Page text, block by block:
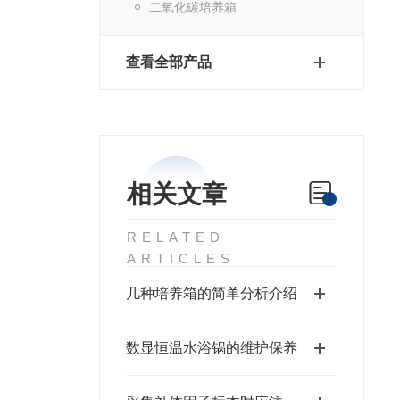
二氧化碳培养箱
查看全部产品
相关文章
RELATED
ARTICLES
几种培养箱的简单分析介绍
数显恒温水浴锅的维护保养